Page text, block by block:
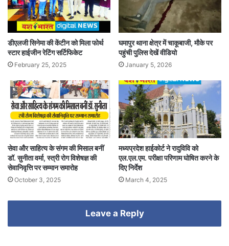
डीएलजी सिनेमा की केंटीन को मिला फोर्थ
स्टार हाईजीन रेटिंग सर्टिफिकेट
February 25, 2025
घमापुर थाना क्षेत्र में चाकूबाजी, मौके पर
पहुंची पुलिस देखें वीडियो
January 5, 2026
सेवा और साहित्य के संगम की मिसाल बनीं
डॉ. सुनीता वर्मा, स्त्री रोग विशेषज्ञ की
सेवानिवृत्ति पर सम्मान समारोह
October 3, 2025
मध्यप्रदेश हाईकोर्ट ने रादुविवि को
एल.एल.एम. परीक्षा परिणाम घोषित करने के
दिए निर्देश
March 4, 2025
Leave a Reply